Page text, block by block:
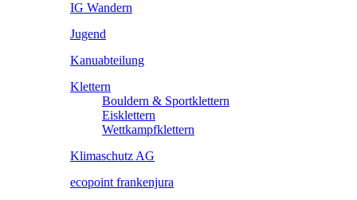
IG Wandern
Jugend
Kanuabteilung
Klettern
Bouldern & Sportklettern
Eisklettern
Wettkampfklettern
Klimaschutz AG
ecopoint frankenjura